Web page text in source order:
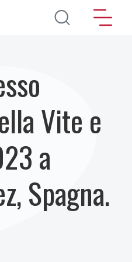
Salta al contenuto principale
Vite e
a
Spagna.